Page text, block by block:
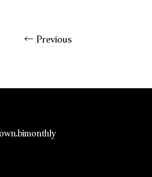
啡
南，
←Previous